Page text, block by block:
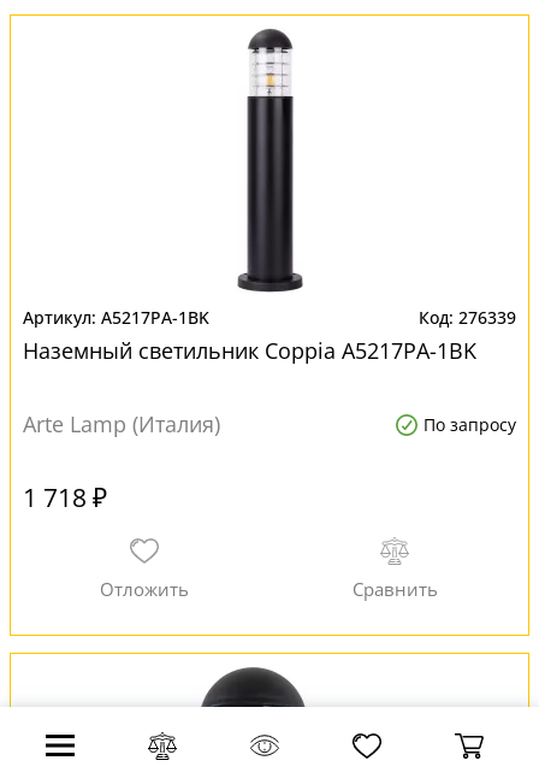
A5217PA-1BK 276339
Наземный светильник Coppia A5217PA-1BK
Arte Lamp (Италия) По запросу
1 718 ₽